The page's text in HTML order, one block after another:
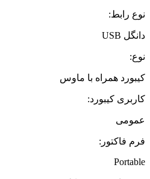
نوع رابط:
دانگل USB
نوع:
کیبورد همراه با ماوس
کاربری کیبورد:
عمومی
فرم فاکتور :
Portable